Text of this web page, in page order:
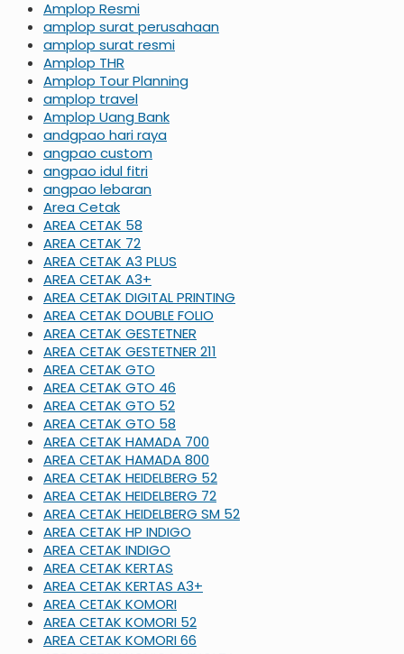
Amplop Resmi
amplop surat perusahaan
amplop surat resmi
Amplop THR
Amplop Tour Planning
amplop travel
Amplop Uang Bank
andgpao hari raya
angpao custom
angpao idul fitri
angpao lebaran
Area Cetak
AREA CETAK 58
AREA CETAK 72
AREA CETAK A3 PLUS
AREA CETAK A3+
AREA CETAK DIGITAL PRINTING
AREA CETAK DOUBLE FOLIO
AREA CETAK GESTETNER
AREA CETAK GESTETNER 211
AREA CETAK GTO
AREA CETAK GTO 46
AREA CETAK GTO 52
AREA CETAK GTO 58
AREA CETAK HAMADA 700
AREA CETAK HAMADA 800
AREA CETAK HEIDELBERG 52
AREA CETAK HEIDELBERG 72
AREA CETAK HEIDELBERG SM 52
AREA CETAK HP INDIGO
AREA CETAK INDIGO
AREA CETAK KERTAS
AREA CETAK KERTAS A3+
AREA CETAK KOMORI
AREA CETAK KOMORI 52
AREA CETAK KOMORI 66